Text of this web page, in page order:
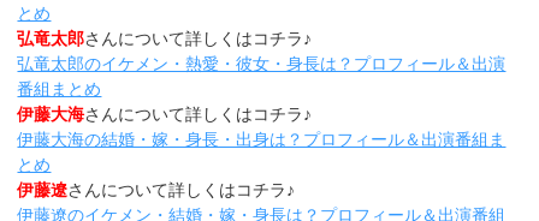
とめ
弘竜太郎さんについて詳しくはコチラ♪
弘竜太郎のイケメン・熱愛・彼女・身長は？プロフィール＆出演
番組まとめ
伊藤大海さんについて詳しくはコチラ♪
伊藤大海の結婚・嫁・身長・出身は？プロフィール＆出演番組ま
とめ
伊藤遼さんについて詳しくはコチラ♪
伊藤遼のイケメン・結婚・嫁・身長は？プロフィール＆出演番組